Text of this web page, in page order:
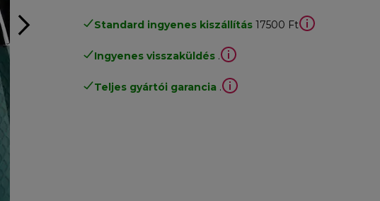
Standard ingyenes kiszállítás 17500 Ft
Ingyenes visszaküldés .
Teljes gyártói garancia .